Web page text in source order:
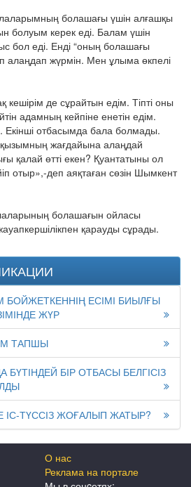
болашағы үшін алғашқы
болуым керек еді. Балам үшін
бол еді. Енді “оның болашағы
алаңдап жүрмін. Мен ұлыма өкпелі
кешірім де сұрайтын едім. Тіпті оны
адамның кейпіне енетін едім.
Екінші отбасымда бала болмады.
жағдайына алаңдай
қалай өтті екен? Қуантатыны ол
отыр»,-деп аяқтаған сөзін Шымкент
болашағын ойласы
қарауды сұрады.
ЕСІМІ БИЫЛҒЫ
ЖҮР
ТАПШЫ
БІР ОТБАСЫ БЕЛГІСІЗ
ІС-ТҮССІЗ ЖОҒАЛЫП ЖАТЫР?
О нас
Реклама на портале